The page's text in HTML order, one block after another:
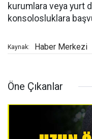
kurumlara veya yurt
konsolosluklara
Kaynak: Haber Merkezi
Öne Çıkanlar